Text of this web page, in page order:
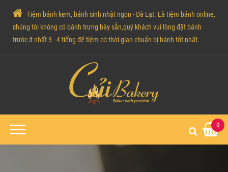
Tiệm bánh kem, bánh sinh nhật ngon - Đà Lạt. Là tiệm bánh online,
chúng tôi không có bánh trưng bày sẵn,quý khách vui lòng đặt bánh
trước ít nhất 3 - 4 tiếng để tiệm có thời gian chuẩn bị bánh tốt nhất.
0